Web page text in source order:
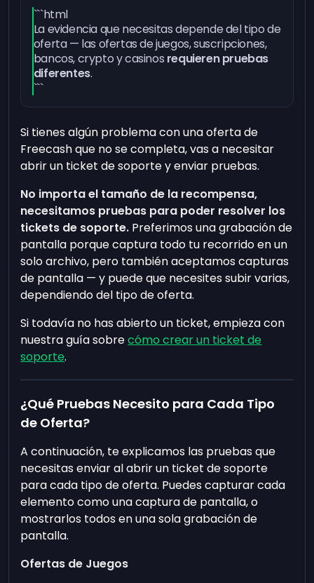
```html
La evidencia que necesitas depende del tipo de
oferta — las ofertas de juegos, suscripciones,
bancos, crypto y casinos requieren pruebas
diferentes.
```
Si tienes algún problema con una oferta de
Freecash que no se completa, vas a necesitar
abrir un ticket de soporte y enviar pruebas.
No importa el tamaño de la recompensa,
necesitamos pruebas para poder resolver los
tickets de soporte. Preferimos una grabación de
pantalla porque captura todo tu recorrido en un
solo archivo, pero también aceptamos capturas
de pantalla — y puede que necesites subir varias,
dependiendo del tipo de oferta.
Si todavía no has abierto un ticket, empieza con
nuestra guía sobrecómo crear un ticket de
soporte.
¿Qué Pruebas Necesito para Cada Tipo
de Oferta?
A continuación, te explicamos las pruebas que
necesitas enviar al abrir un ticket de soporte
para cada tipo de oferta. Puedes capturar cada
elemento como una captura de pantalla, o
mostrarlos todos en una sola grabación de
pantalla.
Ofertas de Juegos